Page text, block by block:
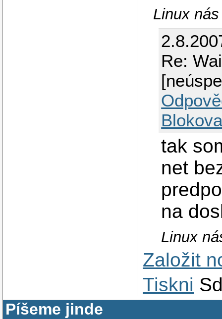
Linux
Re:
tak
net
na
Linux
Založit
Tiskni
Píšeme jinde